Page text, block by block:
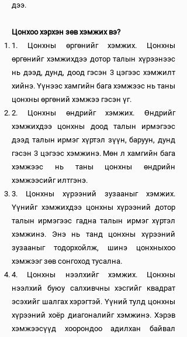
дээ.
Цонхоо хэрхэн зөв хэмжих вэ?
1. Цонхны өргөнийг хэмжих. Цонхны
өргөнийг хэмжихдээ дотор талын хүрээнээс
нь дээд, дунд, доод гэсэн 3 цэгээс хэмжилт
хийнэ. Үүнээс хамгийн бага хэмжээс нь таны
цонхны өргөний хэмжээ гэсэн үг.
2. Цонхны өндрийг хэмжих. Өндрийг
хэмжихдээ цонхны доод талын ирмэгээс
дээд талын ирмэг хүртэл зүүн, баруун, дунд
гэсэн 3 цэгээс хэмжинэ. Мөн л хамгийн бага
хэмжээс нь таны цонхны өндрийн
хэмжээсийг илтгэнэ.
3. Цонхны хүрээний зузааныг хэмжих.
Үүнийг хэмжихдээ цонхны хүрээний дотор
талын ирмэгээс гадна талын ирмэг хүртэл
хэмжинэ. Энэ нь танд цонхны хүрээний
зузааныг тодорхойлж, шинэ цонхныхоо
хэмжээг зөв сонгоход тусална.
4. Цонхны нээлхийг хэмжих. Цонхны
нээлхий буюу салхивчны хэсгийг квадрат
эсэхийг шалгах хэрэгтэй. Үүний тулд цонхны
хүрээний хоёр диагоналийг хэмжинэ. Хэрэв
хэмжээсүүд хоорондоо адилхан байвал